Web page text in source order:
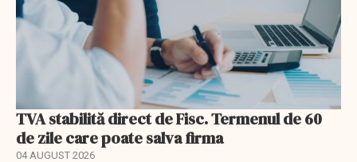
TVA stabilită direct de Fisc. Termenul de 60
de zile care poate salva firma
04 AUGUST 2026